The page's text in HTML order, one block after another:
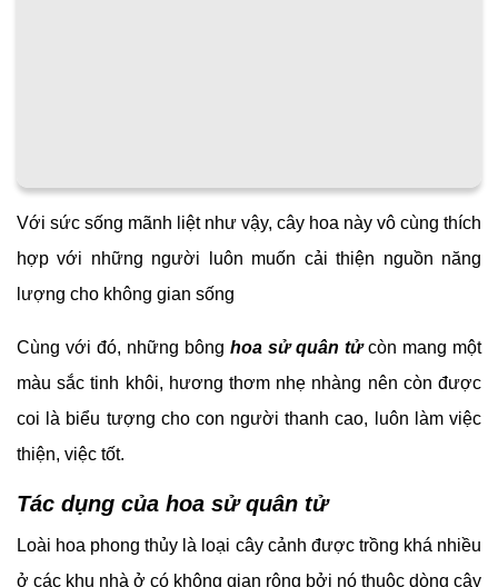
Với sức sống mãnh liệt như vậy, cây hoa này vô cùng thích
hợp với những người luôn muốn cải thiện nguồn năng
lượng cho không gian sống
Cùng với đó, những bông hoa sử quân tửcòn mang một
màu sắc tinh khôi, hương thơm nhẹ nhàng nên còn được
coi là biểu tượng cho con người thanh cao, luôn làm việc
thiện, việc tốt.
Tác dụng của hoa sử quân tử
Loài hoa phong thủy là loại cây cảnh được trồng khá nhiều
ở các khu nhà ở có không gian rộng bởi nó thuộc dòng cây